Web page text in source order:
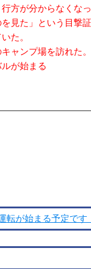
方が分からなくなっ
見た」という目撃
た。
ャンプ場を訪れた。
が始まる
転が始まる予定です